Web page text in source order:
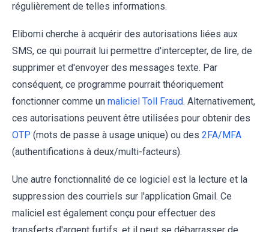
régulièrement de telles informations.
Elibomi cherche à acquérir des autorisations liées aux
SMS, ce qui pourrait lui permettre d'intercepter, de lire, de
supprimer et d'envoyer des messages texte. Par
conséquent, ce programme pourrait théoriquement
fonctionner comme un maliciel Toll Fraud. Alternativement,
ces autorisations peuvent être utilisées pour obtenir des
OTP (mots de passe à usage unique) ou des 2FA/MFA
(authentifications à deux/multi-facteurs).
Une autre fonctionnalité de ce logiciel est la lecture et la
suppression des courriels sur l'application Gmail. Ce
maliciel est également conçu pour effectuer des